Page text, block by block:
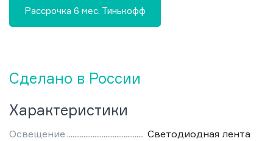
Сделано в России
Характеристики
Освещение
Светодиодная лента
Рассрочка 6 мес. Тинькофф